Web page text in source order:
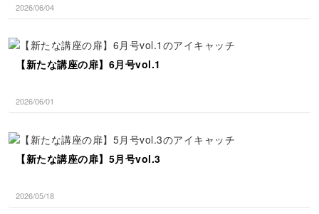
2026/06/04
【新たな講座の扉】6月号vol.1
2026/06/01
【新たな講座の扉】5月号vol.3
2026/05/18